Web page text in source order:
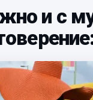
и с